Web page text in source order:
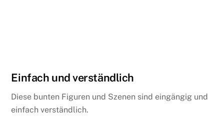
Einfach und verständlich
Diese bunten Figuren und Szenen sind eingängig und
einfach verständlich.